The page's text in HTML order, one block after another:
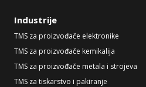
Industrije
TMS za proizvođače elektronike
TMS za proizvođače kemikalija
TMS za proizvođače metala i strojeva
TMS za tiskarstvo i pakiranje